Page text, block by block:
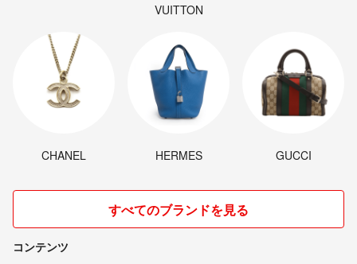
VUITTON
CHANEL HERMES GUCCI
すべてのブランドを見る
コンテンツ